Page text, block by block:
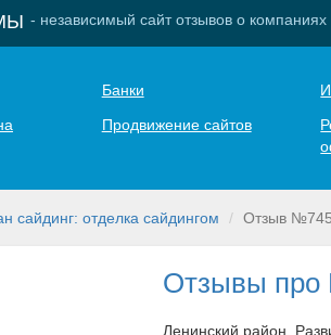
- независимый сайт отзывов о компаниях
Банки
Продвижение сайтов
сайдинг: отделка сайдингом Отзыв
Отзывы про
Ленинский район,